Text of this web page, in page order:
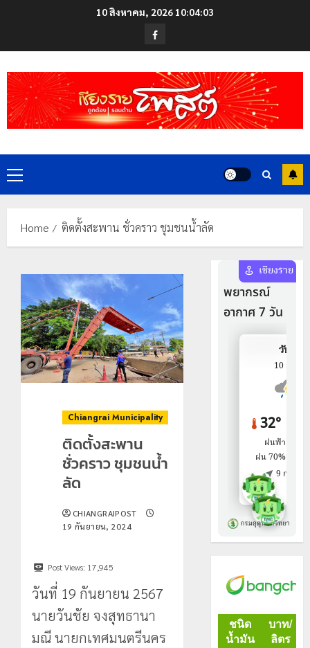
10 สิงหาคม, 2026 10:04:03
Facebook
Primary
Menu
Home ติดตั้งสะพาน ชั่วคราว ชุมชนน้ำลัด
Chiangrai Municipality
ติดตั้งสะพาน
ชั่วคราว ชุมชนน้ำ
ลัด
CHIANGRAIPOST
19 กันยายน, 2024
Post Views: 17,945
วันที่ 19 กันยายน 2567
นายวันชัย จงสุทธานา
มณี นายกเทศมนตรีนคร